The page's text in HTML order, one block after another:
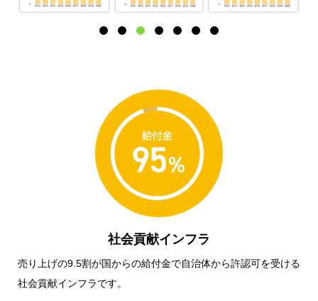
社会貢献インフラ
売り上げの9.5割が国からの給付金で自治体から許認可を受ける
社会貢献インフラです。